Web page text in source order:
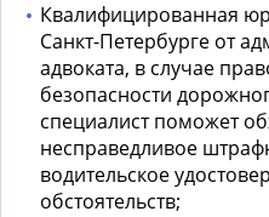
Квалифицированная
Санкт-Петербурге от
адвоката, в случае
безопасности
специалист поможет
несправедливое
водительское
обстоятельств;